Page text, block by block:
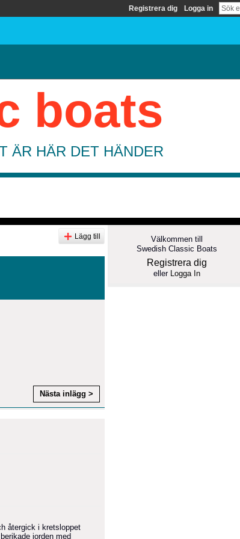
Registrera dig Logga in
boats
ÄR HÄR DET HÄNDER
Lägg till
Nästa inlägg >
återgick i kretsloppet
jorden med
Välkommen till
Swedish Classic Boats
Registrera dig
eller Logga In